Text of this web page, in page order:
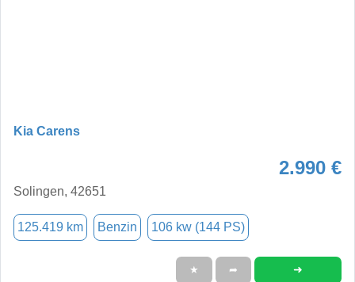
Kia Carens
2.990 €
Solingen, 42651
125.419 km Benzin 106 kw (144 PS)
★ ➦ ➜